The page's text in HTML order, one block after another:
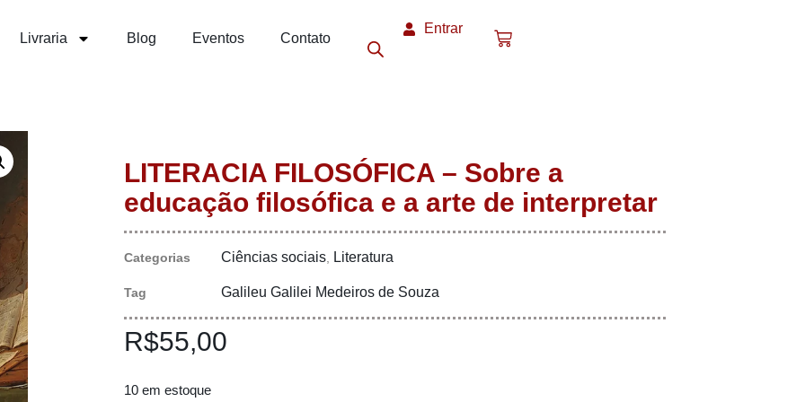
Livraria Blog Eventos Contato
Entrar
LITERACIA FILOSÓFICA – Sobre a
educação filosófica e a arte de interpretar
Categorias Ciências sociais, Literatura
Tag Galileu Galilei Medeiros de Souza
R$55,00
10 em estoque